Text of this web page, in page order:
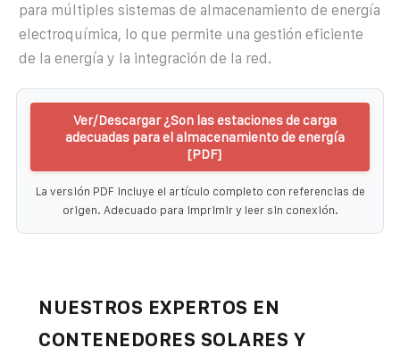
para múltiples sistemas de almacenamiento de energía
electroquímica, lo que permite una gestión eficiente
de la energía y la integración de la red.
Ver/Descargar ¿Son las estaciones de carga
adecuadas para el almacenamiento de energía
[PDF]
La versión PDF incluye el artículo completo con referencias de
origen. Adecuado para imprimir y leer sin conexión.
NUESTROS EXPERTOS EN
CONTENEDORES SOLARES Y